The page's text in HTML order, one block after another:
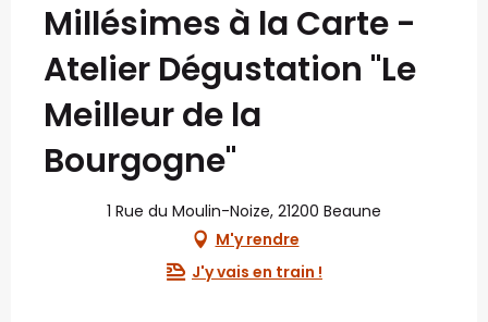
Millésimes à la Carte -
Atelier Dégustation "Le
Meilleur de la
Bourgogne"
1 Rue du Moulin-Noize, 21200 Beaune
M'y rendre
J'y vais en train !